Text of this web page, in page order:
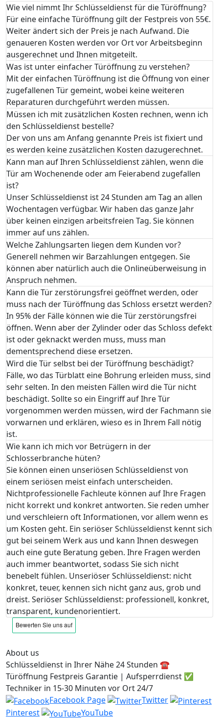
Wie viel nimmt Ihr Schlüsseldienst für die Türöffnung?
Für eine einfache Türöffnung gilt der Festpreis von 55€.
Weiter ändert sich der Preis je nach Aufwand. Die
genaueren Kosten werden vor Ort vor Arbeitsbeginn
ausgerechnet und Ihnen mitgeteilt.
Was ist unter einfacher Türöffnung zu verstehen?
Mit der einfachen Türöffnung ist die Öffnung von einer
zugefallenen Tür gemeint, wobei keine weiteren
Reparaturen durchgeführt werden müssen.
Müssen ich mit zusätzlichen Kosten rechnen, wenn ich
den Schlüsseldienst bestelle?
Der von uns am Anfang genannte Preis ist fixiert und
es werden keine zusätzlichen Kosten dazugerechnet.
Kann man auf Ihren Schlüsseldienst zählen, wenn die
Tür am Wochenende oder am Feierabend zugefallen
ist?
Unser Schlüsseldienst ist 24 Stunden am Tag an allen
Wochentagen verfügbar. Wir haben das ganze Jahr
über keinen einzigen arbeitsfreien Tag. Sie können
immer auf uns zählen.
Welche Zahlungsarten liegen dem Kunden vor?
Generell nehmen wir Barzahlungen entgegen. Sie
können aber natürlich auch die Onlineüberweisung in
Anspruch nehmen.
Kann die Tür zerstörungsfrei geöffnet werden, oder
muss nach der Türöffnung das Schloss ersetzt werden?
In 95% der Fälle können wie die Tür zerstörungsfrei
öffnen. Wenn aber der Zylinder oder das Schloss defekt
ist oder geknackt werden muss, muss man
dementsprechend diese ersetzen.
Wird die Tür selbst bei der Türöffnung beschädigt?
Fälle, wo das Türblatt eine Bohrung erleiden muss, sind
sehr selten. In den meisten Fällen wird die Tür nicht
beschädigt. Sollte so ein Eingriff auf Ihre Tür
vorgenommen werden müssen, wird der Fachmann sie
vorwarnen und erklären, wieso es in Ihrem Fall nötig
ist.
Wie kann ich mich vor Betrügern in der
Schlosserbranche hüten?
Sie können einen unseriösen Schlüsseldienst von
einem seriösen meist einfach unterscheiden.
Nichtprofessionelle Fachleute können auf Ihre Fragen
nicht korrekt und konkret antworten. Sie reden umher
und verschleiern oft Informationen, vor allem wenn es
um Kosten geht. Ein seriöser Schlüsseldienst kennt sich
gut bei seinem Werk aus und kann Ihnen deswegen
auch eine gute Beratung geben. Ihre Fragen werden
auch immer beantwortet, sodass Sie sich nicht
benebelt fühlen. Unseriöser Schlüsseldienst: nicht
konkret, teuer, kennen sich nicht ganz aus, grob und
dreist. Seriöser Schlüsseldienst: professionell, konkret,
transparent, kundenorientiert.
About us
Schlüsseldienst in Ihrer Nähe 24 Stunden ☎️
Türöffnung Festpreis Garantie | Aufsperrdienst ✅
Techniker in 15-30 Minuten vor Ort 24/7
Facebook Page
Twitter
Pinterest
YouTube